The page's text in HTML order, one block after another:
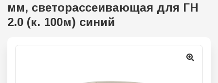
мм, светорассеивающая для ГН
2.0 (к. 100м) синий